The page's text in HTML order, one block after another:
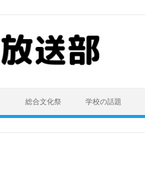
総合文化祭 学校の話題